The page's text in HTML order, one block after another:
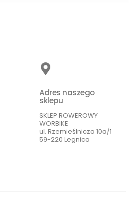
Adres naszego
sklepu
SKLEP ROWEROWY
WORBIKE
ul. Rzemieślnicza 10a/1
59-220 Legnica